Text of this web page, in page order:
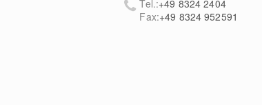
Tel.:+49 8324 2404
Fax:+49 8324 952591